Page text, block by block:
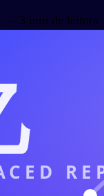
— 3 min de leitura